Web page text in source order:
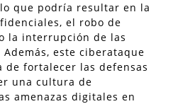
que podría resultar en la
el robo de
la interrupción de las
este ciberataque
fortalecer las defensas
una cultura de
amenazas digitales en